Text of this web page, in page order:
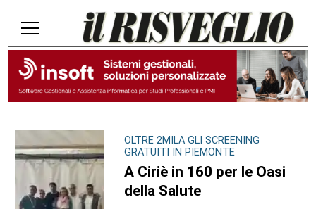
OLTRE 2MILA GLI SCREENING
GRATUITI IN PIEMONTE
A Ciriè in 160 per le Oasi
della Salute